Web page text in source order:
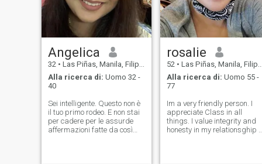
Angelica
32 • Las Piñas, Manila, Filippine
Alla ricerca di: Uomo 32 -
40
Sei intelligente. Questo non è
il tuo primo rodeo. E non stai
per cadere per le assurde
affermazioni fatte da così
rosalie
52 • Las Piñas, Manila, Filippine
Alla ricerca di: Uomo 55 -
77
Im a very friendly person. I
appreciate Class in all
things. I value integrity and
honesty in my relationsghip I